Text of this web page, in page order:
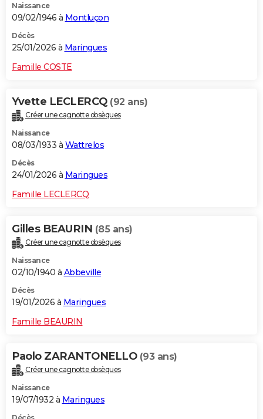
Naissance
09/02/1946 à Montluçon
Décès
25/01/2026 à Maringues
Famille COSTE
Yvette LECLERCQ (92 ans)
Créer une cagnotte obsèques
Naissance
08/03/1933 à Wattrelos
Décès
24/01/2026 à Maringues
Famille LECLERCQ
Gilles BEAURIN (85 ans)
Créer une cagnotte obsèques
Naissance
02/10/1940 à Abbeville
Décès
19/01/2026 à Maringues
Famille BEAURIN
Paolo ZARANTONELLO (93 ans)
Créer une cagnotte obsèques
Naissance
19/07/1932 à Maringues
Décès